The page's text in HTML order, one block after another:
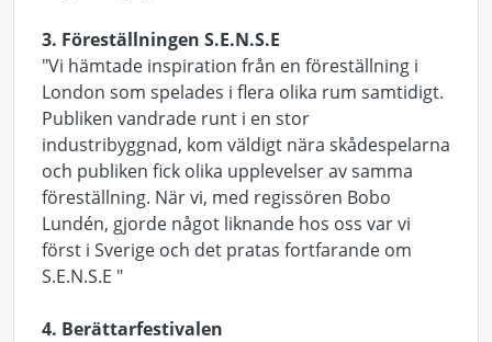
3. Föreställningen S.E.N.S.E
"Vi hämtade inspiration från en föreställning i
London som spelades i flera olika rum samtidigt.
Publiken vandrade runt i en stor
industribyggnad, kom väldigt nära skådespelarna
och publiken fick olika upplevelser av samma
föreställning. När vi, med regissören Bobo
Lundén, gjorde något liknande hos oss var vi
först i Sverige och det pratas fortfarande om
S.E.N.S.E "
4. Berättarfestivalen